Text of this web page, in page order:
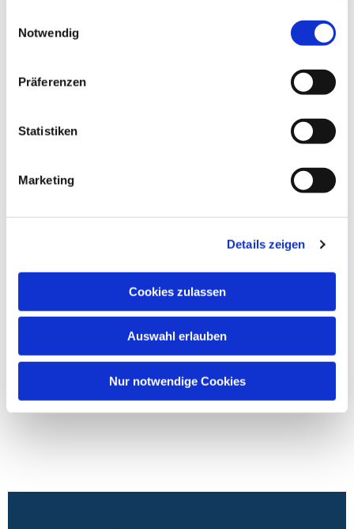
Notwendig
Präferenzen
Statistiken
Marketing
Details zeigen
Cookies zulassen
Auswahl erlauben
Nur notwendige Cookies
Dies könnte Sie auch